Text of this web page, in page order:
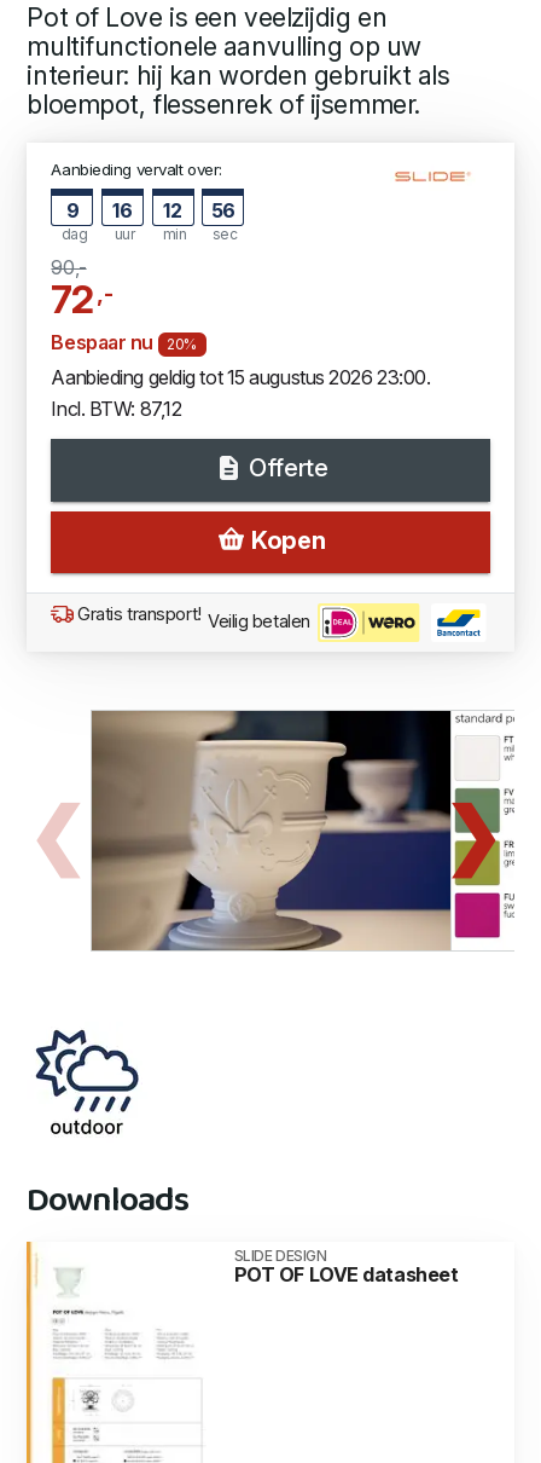
Pot of Love is een veelzijdig en
multifunctionele aanvulling op uw
interieur: hij kan worden gebruikt als
bloempot, flessenrek of ijsemmer.
Aanbieding vervalt over:
9
dag
16
uur
12
min
55
sec
90,-
72,-
Bespaar nu 20%
Aanbieding geldig tot 15 augustus 2026 23:00.
Incl. BTW: 87,12
Offerte
Kopen
Gratis transport! Veilig betalen
Downloads
SLIDE DESIGN
POT OF LOVE datasheet